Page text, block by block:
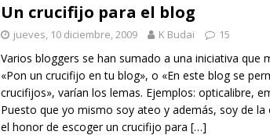
Un crucifijo para el blog
jueves, 10 diciembre, 2009 K Budai 15
Varios bloggers se han sumado a una iniciativa que
«Pon un crucifijo en tu blog», o «En este blog se
crucifijos», varían los lemas. Ejemplos: opticalibre,
Puesto que yo mismo soy ateo y además, soy de la
el honor de escoger un crucifijo para […]